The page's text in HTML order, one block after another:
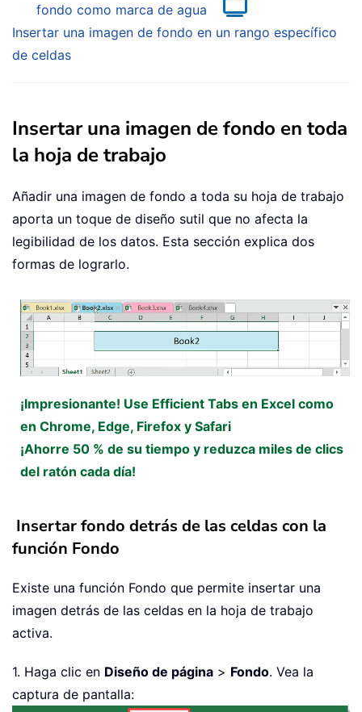
fondo como marca de agua
Insertar una imagen de fondo en un rango específico
de celdas
Insertar una imagen de fondo en toda
la hoja de trabajo
Añadir una imagen de fondo a toda su hoja de trabajo
aporta un toque de diseño sutil que no afecta la
legibilidad de los datos. Esta sección explica dos
formas de lograrlo.
¡Impresionante! Use Efficient Tabs en Excel como
en Chrome, Edge, Firefox y Safari
¡Ahorre 50 % de su tiempo y reduzca miles de clics
del ratón cada día!
Insertar fondo detrás de las celdas con la
función Fondo
Existe una función Fondo que permite insertar una
imagen detrás de las celdas en la hoja de trabajo
activa.
1. Haga clic en Diseño de página > Fondo. Vea la
captura de pantalla: